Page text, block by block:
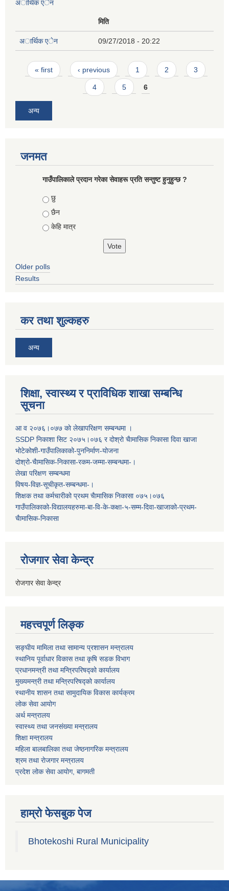
अार्थिक एेन
मिति
अार्थिक एेन 09/27/2018 - 20:22
Pages
« first ‹ previous 1 2 3
4 5 6
अन्य
जनमत
गाउँपालिकाले प्रदान गरेका सेवाहरू प्रति सन्तुष्ट हुनुहुन्छ ?
Choices
छु
छैन
केहि मात्र
Older polls
Results
कर तथा शुल्कहरु
अन्य
शिक्षा, स्वास्थ्य र प्राविधिक शाखा सम्बन्धि
सूचना
आ व २०७६।०७७ काे लेखापरिक्षण सम्बन्धमा ।
SSDP निकाशा सिट २०७५।०७६ र दोश्रो चैामासिक निकासा दिवा खाजा
भोटेकोशी-गाउँपालिकाको-पुननिर्माण-योजना
दोश्रो-चैामासिक-निकासा-रकम-जम्मा-सम्बन्धमा-।
लेखा परिक्षण सम्बन्धमा
विषय-विज्ञ-सूचीकृत-सम्बन्धमा-।
शिक्षक तथा कर्मचारीको प्रथम च‌ैामासिक निकासा ०७५।०७६
गाउँपालिकाको-विद्यालयहरुमा-बा-वि-के-कक्षा-५-सम्म-दिवा-खाजाको-प्रथम-
चैामासिक-निकासा
रोजगार सेवा केन्द्र
रोजगार सेवा केन्द्र
महत्त्वपूर्ण लिङ्क
सङ्घीय मामिला तथा सामान्य प्रशासन मन्त्रालय
स्थानिय पूर्वाधार विकास तथा कृषि सडक विभाग
प्रधानमन्त्री तथा मन्त्रिपरिषद्को कार्यालय
मुख्यमन्त्री तथा मन्त्रिपरिषद्को कार्यालय
स्थानीय शासन तथा सामुदायिक विकास कार्यक्रम
लोक सेवा आयोग
अर्थ मन्त्रालय
स्वास्थ्य तथा जनस‌ंख्या मन्त्रालय
शिक्षा मन्त्रालय
महिला बालबालिका तथा जेष्ठनागरिक मन्त्रालय
श्रम तथा राेजगार मन्त्रालय
प्रदेश लोक सेवा आयाेग, बागमती
हाम्रो फेसबुक पेज
Bhotekoshi Rural Municipality